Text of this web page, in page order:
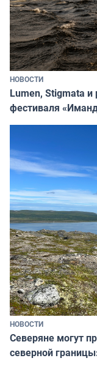
НОВОСТИ
Lumen, Stigmata
фестиваля
НОВОСТИ
Северяне могут
северной